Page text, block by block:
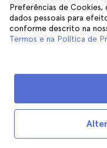
Fazendo trekking|
Preferências de Cookies,
dados pessoais para
conforme descrito na
Termos e na Política de